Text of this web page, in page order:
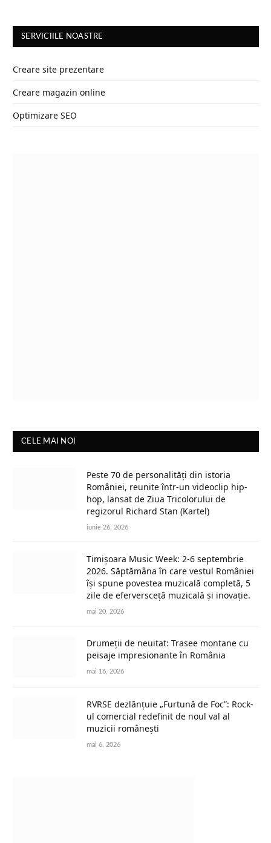
SERVICIILE NOASTRE
Creare site prezentare
Creare magazin online
Optimizare SEO
CELE MAI NOI
Peste 70 de personalități din istoria
României, reunite într-un videoclip hip-
hop, lansat de Ziua Tricolorului de
regizorul Richard Stan (Kartel)
iunie 26, 2026
Timișoara Music Week: 2-6 septembrie
2026. Săptămâna în care vestul României
își spune povestea muzicală completă, 5
zile de eferversceță muzicală și inovație.
mai 20, 2026
Drumeții de neuitat: Trasee montane cu
peisaje impresionante în România
mai 16, 2026
RVRSE dezlănțuie „Furtună de Foc”: Rock-
ul comercial redefinit de noul val al
muzicii românești
mai 6, 2026